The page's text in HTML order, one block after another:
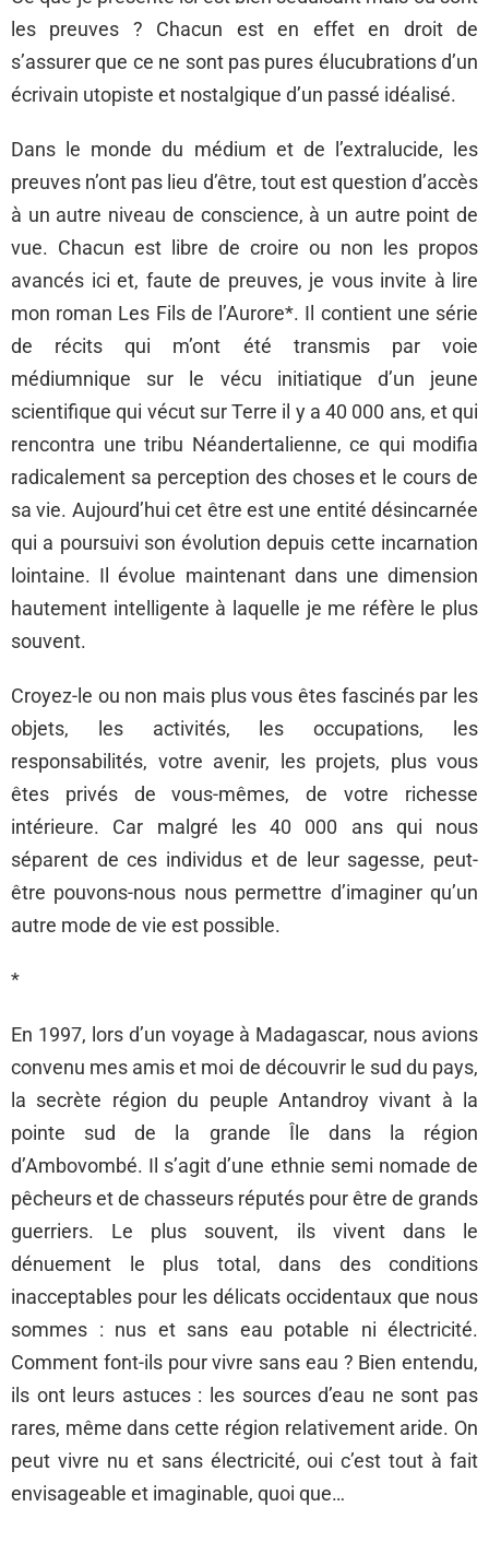
les preuves ? Chacun est en effet en droit de
s’assurer que ce ne sont pas pures élucubrations d’un
écrivain utopiste et nostalgique d’un passé idéalisé.
Dans le monde du médium et de l’extralucide, les
preuves n’ont pas lieu d’être, tout est question d’accès
à un autre niveau de conscience, à un autre point de
vue. Chacun est libre de croire ou non les propos
avancés ici et, faute de preuves, je vous invite à lire
mon roman Les Fils de l’Aurore*. Il contient une série
de récits qui m’ont été transmis par voie
médiumnique sur le vécu initiatique d’un jeune
scientifique qui vécut sur Terre il y a 40 000 ans, et qui
rencontra une tribu Néandertalienne, ce qui modifia
radicalement sa perception des choses et le cours de
sa vie. Aujourd’hui cet être est une entité désincarnée
qui a poursuivi son évolution depuis cette incarnation
lointaine. Il évolue maintenant dans une dimension
hautement intelligente à laquelle je me réfère le plus
souvent.
Croyez-le ou non mais plus vous êtes fascinés par les
objets, les activités, les occupations, les
responsabilités, votre avenir, les projets, plus vous
êtes privés de vous-mêmes, de votre richesse
intérieure. Car malgré les 40 000 ans qui nous
séparent de ces individus et de leur sagesse, peut-
être pouvons-nous nous permettre d’imaginer qu’un
autre mode de vie est possible.
*
En 1997, lors d’un voyage à Madagascar, nous avions
convenu mes amis et moi de découvrir le sud du pays,
la secrète région du peuple Antandroy vivant à la
pointe sud de la grande Île dans la région
d’Ambovombé. Il s’agit d’une ethnie semi nomade de
pêcheurs et de chasseurs réputés pour être de grands
guerriers. Le plus souvent, ils vivent dans le
dénuement le plus total, dans des conditions
inacceptables pour les délicats occidentaux que nous
sommes : nus et sans eau potable ni électricité.
Comment font-ils pour vivre sans eau ? Bien entendu,
ils ont leurs astuces : les sources d’eau ne sont pas
rares, même dans cette région relativement aride. On
peut vivre nu et sans électricité, oui c’est tout à fait
envisageable et imaginable, quoi que…